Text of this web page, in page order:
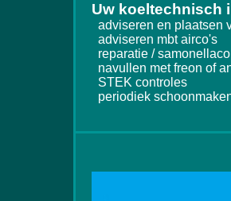
Uw koeltechnisch
adviseren en plaatsen
adviseren mbt airco's
reparatie /
navullen met freon of
STEK controles
periodiek